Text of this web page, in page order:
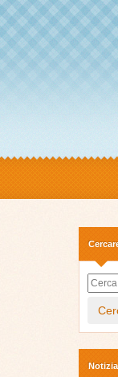
Notizia